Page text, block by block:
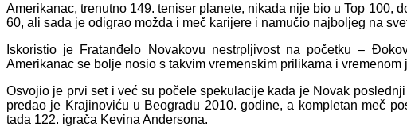
Amerikanac, trenutno 149. teniser planete, nikada nije bio u Top 100,
60, ali sada je odigrao možda i meč karijere i namučio najboljeg na
Iskoristio je Fratanđelo Novakovu nestrpljivost na početku –
Amerikanac se bolje nosio s takvim vremenskim prilikama i vremenom
Osvojio je prvi set i već su počele spekulacije kada je Novak
predao je Krajinoviću u Beogradu 2010. godine, a kompletan meč
tada 122. igrača Kevina Andersona.